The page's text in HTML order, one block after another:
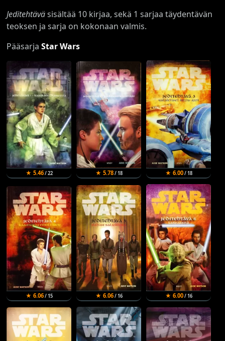
Jeditehtäväsisältää 10 kirjaa, sekä 1 sarjaa täydentävän
teoksen ja sarja on kokonaan valmis.
PääsarjaStar Wars
★ 5.46/ 22 ★ 5.78/ 18 ★ 6.00/ 18
★ 6.06/ 15 ★ 6.06/ 16 ★ 6.00/ 16